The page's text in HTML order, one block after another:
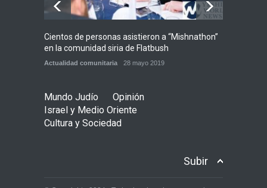
Cientos de personas asistieron a “Mishnathon”
en la comunidad siria de Flatbush
Actualidad comunitaria 28 mayo 2019
Mundo Judío
Opinión
Israel y Medio Oriente
Cultura y Sociedad
Subir